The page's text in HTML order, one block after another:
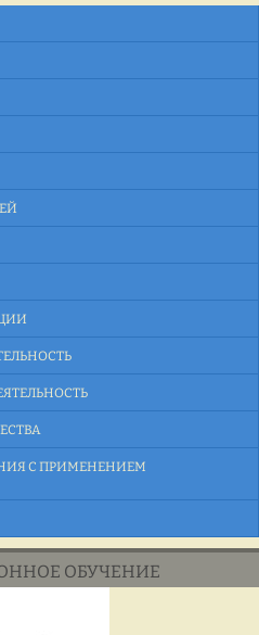
С ПРИМЕНЕНИЕМ
ОБУЧЕНИЕ